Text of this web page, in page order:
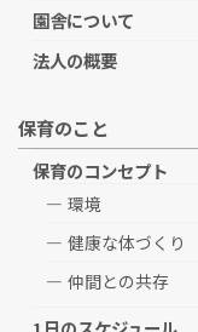
園舎について
法人の概要
保育のこと
保育のコンセプト
環境
健康な体づくり
仲間との共存